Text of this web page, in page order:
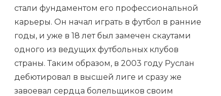
стали фундаментом его профессиональной
карьеры. Он начал играть в футбол в ранние
годы, и уже в 18 лет был замечен скаутами
одного из ведущих футбольных клубов
страны. Таким образом, в 2003 году Руслан
дебютировал в высшей лиге и сразу же
завоевал сердца болельщиков своим